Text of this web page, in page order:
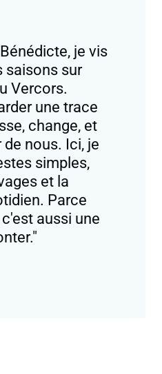
je vis
saisons sur
Vercors.
une trace
change, et
nous. Ici, je
simples,
et la
Parce
aussi une